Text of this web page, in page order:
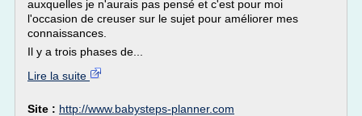
auxquelles je n'aurais pas pensé et c'est pour moi
l'occasion de creuser sur le sujet pour améliorer mes
connaissances.
Il y a trois phases de...
Lire la suite
Site : http://www.babysteps-planner.com